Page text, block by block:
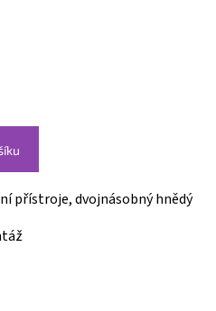
přístroje, dvojnásobný hnědý